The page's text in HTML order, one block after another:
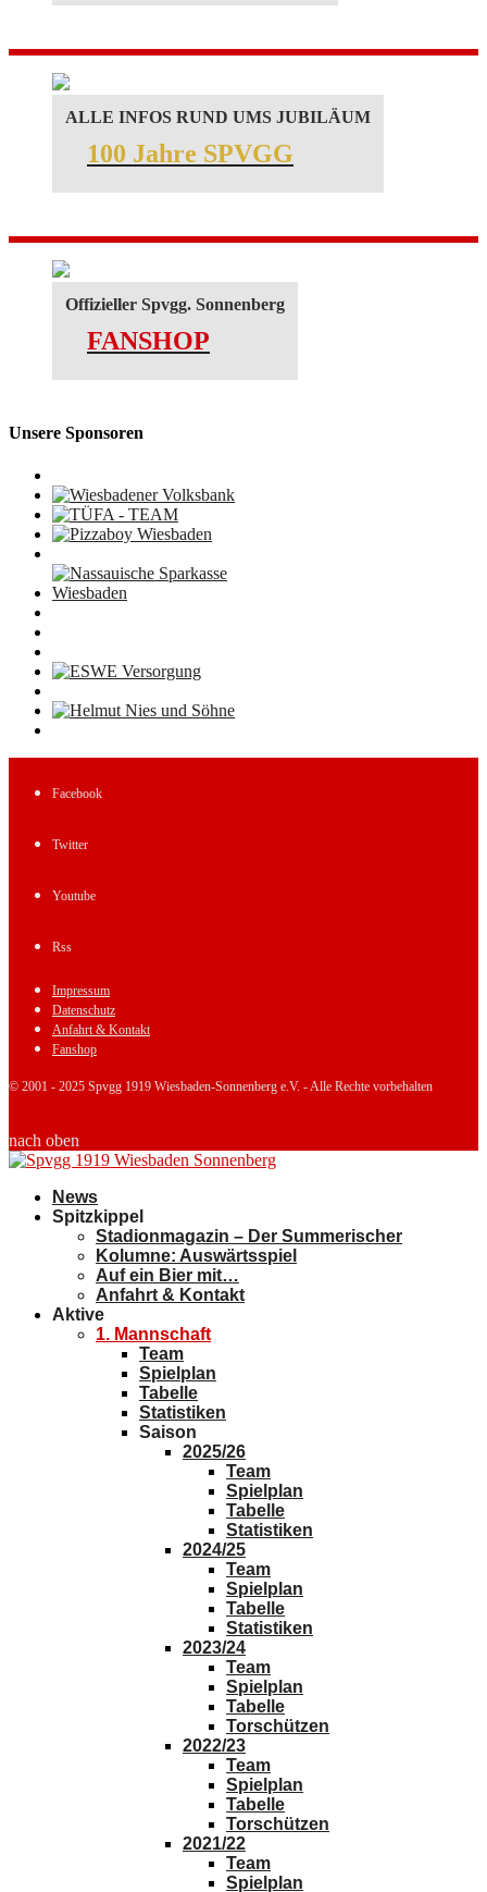
ALLE INFOS RUND UMS JUBILÄUM
100 Jahre SPVGG
Offizieller Spvgg. Sonnenberg
FANSHOP
Unsere Sponsoren
Facebook
Twitter
Youtube
Rss
Impressum
Datenschutz
Anfahrt & Kontakt
Fanshop
© 2001 - 2025 Spvgg 1919 Wiesbaden-Sonnenberg e.V. - Alle Rechte vorbehalten
nach oben
News
Spitzkippel
Stadionmagazin – Der Summerischer
Kolumne: Auswärtsspiel
Auf ein Bier mit…
Anfahrt & Kontakt
Aktive
1. Mannschaft
Team
Spielplan
Tabelle
Statistiken
Saison
2025/26
Team
Spielplan
Tabelle
Statistiken
2024/25
Team
Spielplan
Tabelle
Statistiken
2023/24
Team
Spielplan
Tabelle
Torschützen
2022/23
Team
Spielplan
Tabelle
Torschützen
2021/22
Team
Spielplan